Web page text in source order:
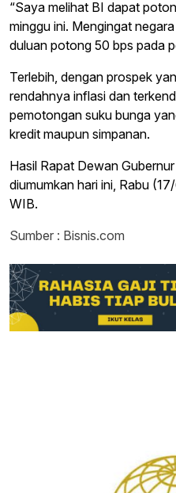
“Saya melihat BI dapat
minggu ini. Mengingat
duluan potong 50 bps pada
Terlebih, dengan prospek
rendahnya inflasi dan
pemotongan suku bunga
kredit maupun simpanan.
Hasil Rapat Dewan
diumumkan hari ini, Rabu
WIB.
Sumber : Bisnis.com